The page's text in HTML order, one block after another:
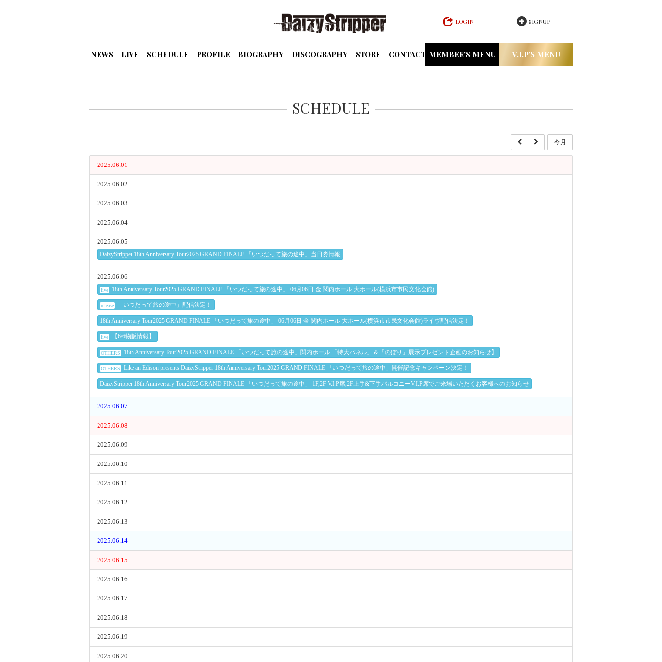
LOGIN SIGNUP
NEWS LIVE SCHEDULE PROFILE BIOGRAPHY DISCOGRAPHY STORE CONTACT V.I.P'S MENU
MEMBER'S MENU
SCHEDULE
今月
2025.06.01
2025.06.02
2025.06.03
2025.06.04
2025.06.05
DaizyStripper 18th Anniversary Tour2025 GRAND FINALE 「いつだって旅の途中」当日券情報
2025.06.06
live 18th Anniversary Tour2025 GRAND FINALE 「いつだって旅の途中」 06月06日 金 関内ホール 大ホール(横浜市市民文化会館)
release 「いつだって旅の途中」配信決定！
18th Anniversary Tour2025 GRAND FINALE 「いつだって旅の途中」 06月06日 金 関内ホール 大ホール(横浜市市民文化会館)ライヴ配信決定！
live 【6/6物販情報】
OTHERS 18th Anniversary Tour2025 GRAND FINALE 「いつだって旅の途中」関内ホール 「特大パネル」＆「のぼり」展示プレゼント企画のお知らせ】
OTHERS Like an Edison presents DaizyStripper 18th Anniversary Tour2025 GRAND FINALE 「いつだって旅の途中」開催記念キャンペーン決定！
DaizyStripper 18th Anniversary Tour2025 GRAND FINALE 「いつだって旅の途中」 1F,2F V.I.P席,2F上手&下手バルコニーV.I.P席でご来場いただくお客様へのお知らせ
2025.06.07
2025.06.08
2025.06.09
2025.06.10
2025.06.11
2025.06.12
2025.06.13
2025.06.14
2025.06.15
2025.06.16
2025.06.17
2025.06.18
2025.06.19
2025.06.20